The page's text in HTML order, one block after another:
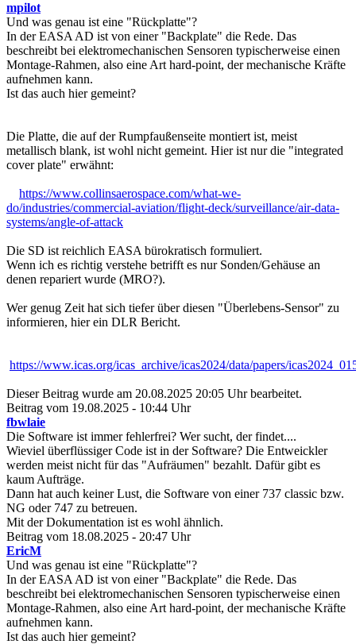
mpilot
Und was genau ist eine "Rückplatte"?
In der EASA AD ist von einer "Backplate" die Rede. Das
beschreibt bei elektromechanischen Sensoren typischerweise einen
Montage-Rahmen, also eine Art hard-point, der mechanische Kräfte
aufnehmen kann.
Ist das auch hier gemeint?
Die Platte, die auf der Rumpfaußenseite montiert ist, meist
metallisch blank, ist wohl nicht gemeint. Hier ist nur die "integrated
cover plate" erwähnt:
https://www.collinsaerospace.com/what-we-
do/industries/commercial-aviation/flight-deck/surveillance/air-data-
systems/angle-of-attack
Die SD ist reichlich EASA bürokratisch formuliert.
Wenn ich es richtig verstehe betrifft es nur Sonden/Gehäuse an
denen repariert wurde (MRO?).
Wer genug Zeit hat sich tiefer über diesen "Überlebens-Sensor" zu
informieren, hier ein DLR Bericht.
https://www.icas.org/icas_archive/icas2024/data/papers/
Dieser Beitrag wurde am 20.08.2025 20:05 Uhr bearbeitet.
Beitrag vom 19.08.2025 - 10:44 Uhr
fbwlaie
Die Software ist immer fehlerfrei? Wer sucht, der findet....
Wieviel überflüssiger Code ist in der Software? Die Entweickler
werden meist nicht für das "Aufräumen" bezahlt. Dafür gibt es
kaum Aufträge.
Dann hat auch keiner Lust, die Software von einer 737 classic bzw.
NG oder 747 zu betreuen.
Mit der Dokumentation ist es wohl ähnlich.
Beitrag vom 18.08.2025 - 20:47 Uhr
EricM
Und was genau ist eine "Rückplatte"?
In der EASA AD ist von einer "Backplate" die Rede. Das
beschreibt bei elektromechanischen Sensoren typischerweise einen
Montage-Rahmen, also eine Art hard-point, der mechanische Kräfte
aufnehmen kann.
Ist das auch hier gemeint?